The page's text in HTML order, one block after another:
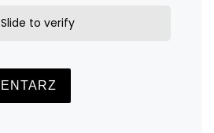
Slide to verify